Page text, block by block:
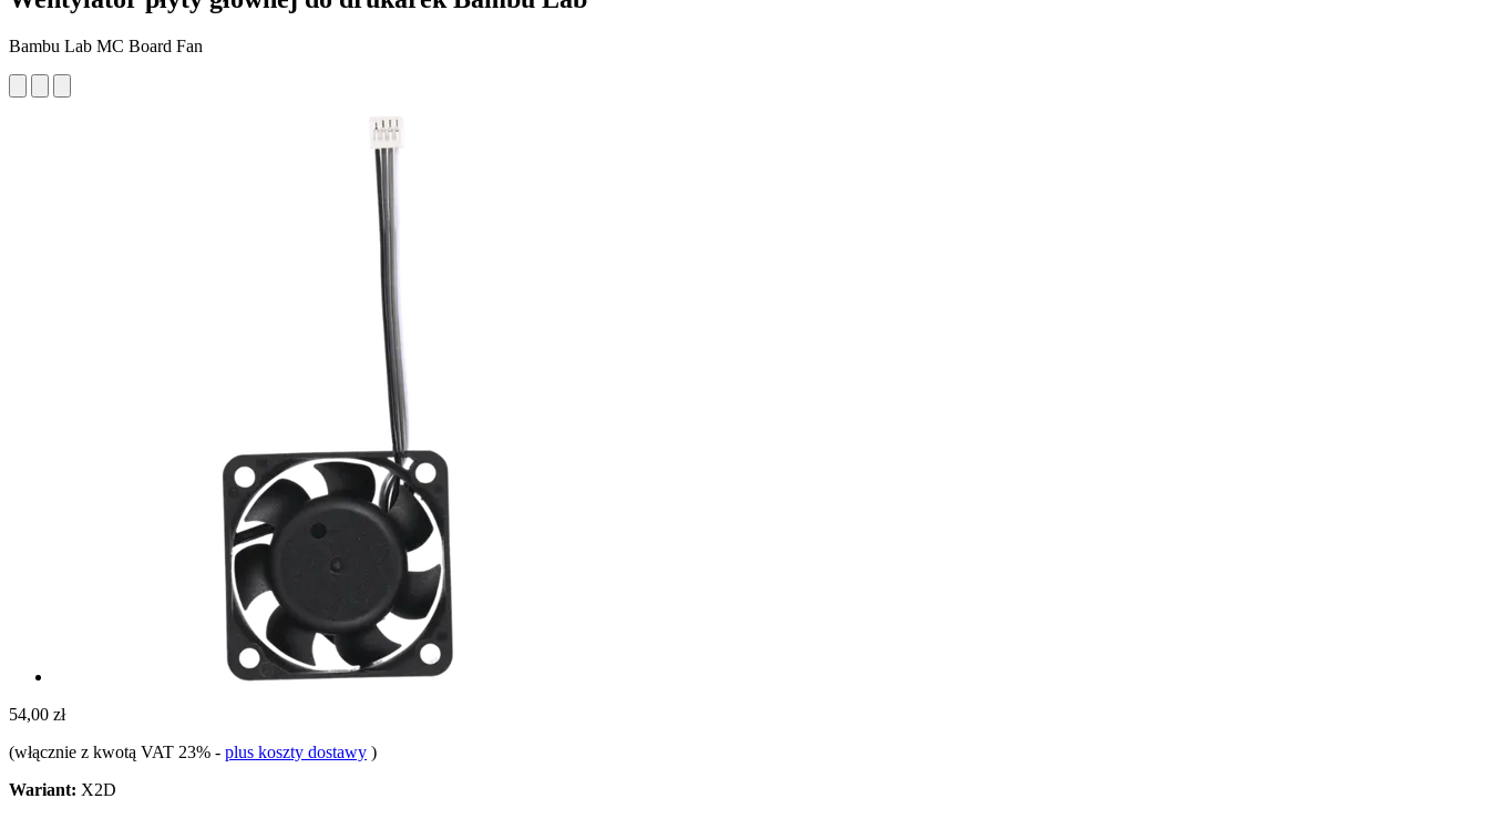
Bambu Lab MC Board Fan
54,00 zł
(włącznie z kwotą VAT 23% - plus koszty dostawy )
Wariant: X2D